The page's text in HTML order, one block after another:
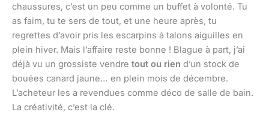
chaussures, c’est un peu comme un buffet à volonté. Tu
as faim, tu te sers de tout, et une heure après, tu
regrettes d’avoir pris les escarpins à talons aiguilles en
plein hiver. Mais l’affaire reste bonne ! Blague à part, j’ai
déjà vu un grossiste vendre tout ou rien d’un stock de
bouées canard jaune… en plein mois de décembre.
L’acheteur les a revendues comme déco de salle de bain.
La créativité, c’est la clé.